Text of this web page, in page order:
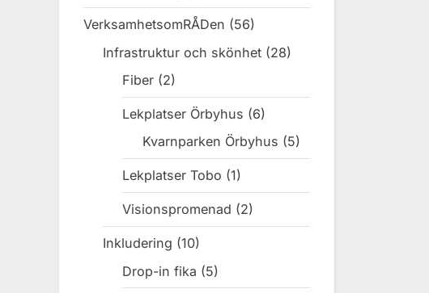
VerksamhetsomRÅDen (56)
Infrastruktur och skönhet (28)
Fiber (2)
Lekplatser Örbyhus (6)
Kvarnparken Örbyhus (5)
Lekplatser Tobo (1)
Visionspromenad (2)
Inkludering (10)
Drop-in fika (5)